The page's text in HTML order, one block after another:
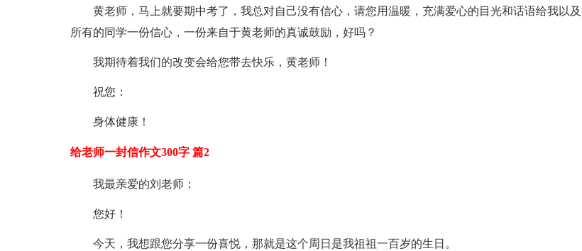
黄老师，马上就要期中考了，我总对自己没有信心，请您用温暖，充满爱心的目光和话语给我以及
所有的同学一份信心，一份来自于黄老师的真诚鼓励，好吗？
我期待着我们的改变会给您带去快乐，黄老师！
祝您：
身体健康！
给老师一封信作文300字 篇2
我最亲爱的刘老师：
您好！
今天，我想跟您分享一份喜悦，那就是这个周日是我祖祖一百岁的生日。